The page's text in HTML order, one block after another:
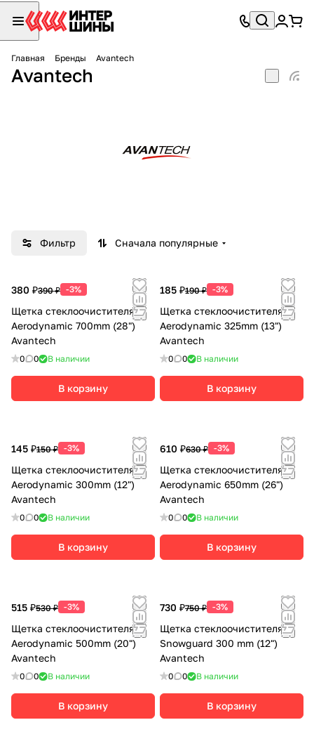
Главная Бренды Avantech
Avantech
Фильтр Сначала популярные
380 ₽390 ₽ -3%
Щетка стеклоочистителя
Aerodynamic 700mm (28")
Avantech
0 0 В наличии
В корзину
185 ₽190 ₽ -3%
Щетка стеклоочистителя
Aerodynamic 325mm (13")
Avantech
0 0 В наличии
В корзину
145 ₽150 ₽ -3%
Щетка стеклоочистителя
Aerodynamic 300mm (12")
Avantech
0 0 В наличии
В корзину
610 ₽630 ₽ -3%
Щетка стеклоочистителя
Aerodynamic 650mm (26")
Avantech
0 0 В наличии
В корзину
515 ₽530 ₽ -3%
Щетка стеклоочистителя
Aerodynamic 500mm (20")
Avantech
0 0 В наличии
В корзину
730 ₽750 ₽ -3%
Щетка стеклоочистителя
Snowguard 300 mm (12")
Avantech
0 0 В наличии
В корзину